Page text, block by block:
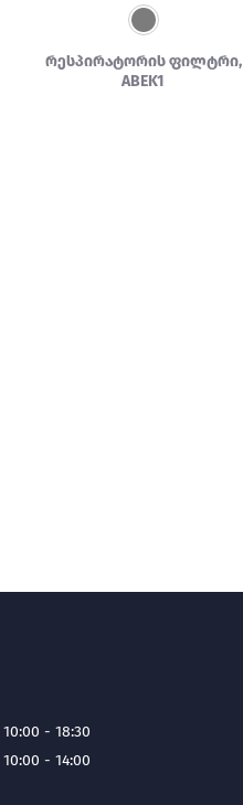
რესპირატორის ფილტრი,
ABEK1
10:00 - 18:30
10:00 - 14:00